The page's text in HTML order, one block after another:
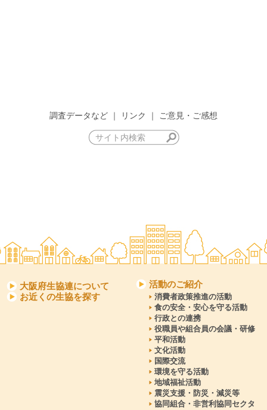
調査データなど ｜ リンク ｜ ご意見・ご感想
大阪府生協連について
お近くの生協を探す
活動のご紹介
消費者政策推進の活動
食の安全・安心を守る活動
行政との連携
役職員や組合員の会議・研修
平和活動
文化活動
国際交流
環境を守る活動
地域福祉活動
震災支援・防災・減災等
協同組合・非営利協同セクタ